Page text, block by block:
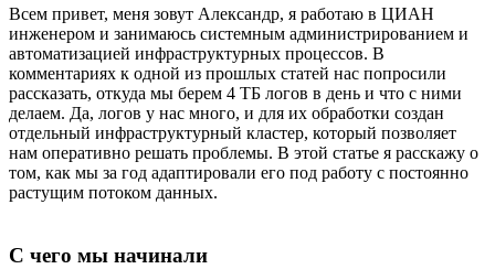
Всем привет, меня зовут Александр, я работаю в ЦИАН
инженером и занимаюсь системным администрированием и
автоматизацией инфраструктурных процессов. В
комментариях к одной из прошлых статей нас попросили
рассказать, откуда мы берем 4 ТБ логов в день и что с ними
делаем. Да, логов у нас много, и для их обработки создан
отдельный инфраструктурный кластер, который позволяет
нам оперативно решать проблемы. В этой статье я расскажу о
том, как мы за год адаптировали его под работу с постоянно
растущим потоком данных.
С чего мы начинали